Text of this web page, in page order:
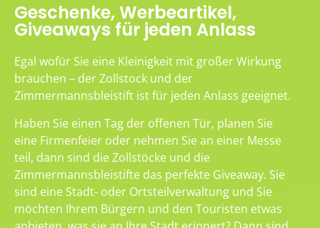
Geschenke, Werbeartikel,
Giveaways für jeden Anlass
Egal wofür Sie eine Kleinigkeit mit großer Wirkung
brauchen – der Zollstock und der
Zimmermannsbleistift ist für jeden Anlass geeignet.
Haben Sie einen Tag der offenen Tür, planen Sie
eine Firmenfeier oder nehmen Sie an einer Messe
teil, dann sind die Zollstöcke und die
Zimmermannsbleistifte das perfekte Giveaway. Sie
sind eine Stadt- oder Ortsteilverwaltung und Sie
möchten Ihrem Bürgern und den Touristen etwas